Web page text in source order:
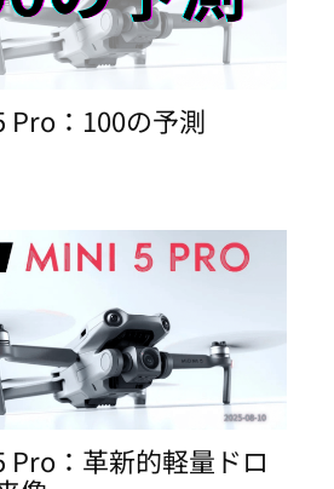
Pro：100の予測
Pro：革新的軽量ドロ